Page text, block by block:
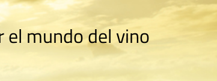
el mundo del vino